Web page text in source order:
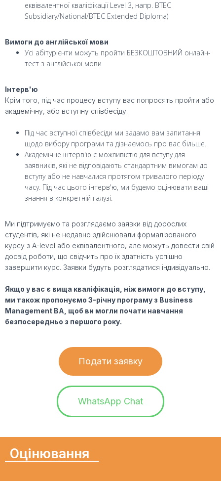
еквівалентної кваліфікації Level 3, напр. BTEC
Subsidiary/National/BTEC Extended Diploma)
Вимоги до англійської мови
Усі абітурієнти можуть пройти БЕЗКОШТОВНИЙ онлайн-
тест з англійської мови
Інтерв'ю
Крім того, під час процесу вступу вас попросять пройти або
академічну, або вступну співбесіду.
Під час вступної співбесіди ми задамо вам запитання
щодо вибору програми та дізнаємось про вас більше.
Академічне інтерв'ю є можливістю для вступу для
заявників, які не відповідають стандартним вимогам до
вступу або не навчалися протягом тривалого періоду
часу. Під час цього інтерв'ю, ми будемо оцінювати ваші
знання в конкретній галузі.
Ми підтримуємо та розглядаємо заявки від дорослих
студентів, які не недавно здійснювали формалізованого
курсу з A-level або еквівалентного, але можуть довести свій
досвід роботи, що свідчить про їх здатність успішно
завершити курс. Заявки будуть розглядатися індивідуально.
Якщо у вас є вища кваліфікація, ніж вимоги до вступу,
ми також пропонуємо 3-річну програму з Business
Management BA, щоб ви могли почати навчання
безпосередньо з першого року.
Подати заявку
WhatsApp Chat
Оцінювання